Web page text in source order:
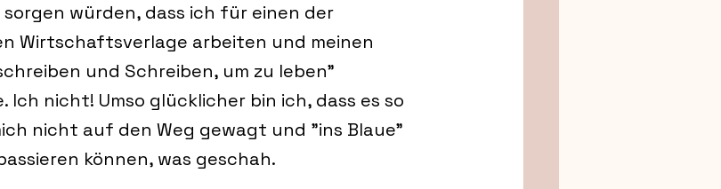
würden, dass ich für einen der
Wirtschaftsverlage arbeiten und meinen
und Schreiben, um zu leben"
Ich nicht! Umso glücklicher bin ich, dass es so
nicht auf den Weg gewagt und "ins Blaue"
können, was geschah.